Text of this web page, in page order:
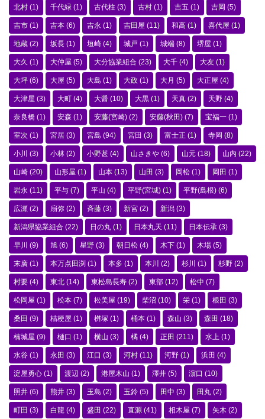
北村 (1) 千代緑 (1) 古代柱 (3) 古村 (1) 吉五 (1) 吉岡 (5)
吉市 (1) 吉本 (6) 吉永 (1) 吉田屋 (11) 和高 (1) 喜代屋 (1)
地蔵 (2) 坂長 (1) 垣崎 (4) 城戸 (1) 城端 (8) 堺屋 (1)
大久 (1) 大仲屋 (5) 大分協業組合 (23) 大千 (4) 大友 (1)
大坪 (6) 大屋 (5) 大島 (1) 大政 (1) 大月 (5) 大正屋 (4)
大津屋 (3) 大町 (4) 大醤 (10) 大黒 (1) 天真 (2) 天野 (4)
奈良橋 (1) 安森 (1) 安藤(宮崎) (2) 安藤(秋田) (7) 宝福一 (1)
室次 (1) 宮居 (3) 宮島 (94) 宮田 (3) 富士正 (1) 寺岡 (8)
小川 (3) 小林 (2) 小野甚 (4) 山さきや (6) 山元 (18) 山内 (22)
山崎 (20) 山形屋 (1) 山本 (13) 山田 (3) 岡松 (1) 岡田 (1)
岩永 (11) 平与 (7) 平山 (4) 平野(宮城) (1) 平野(島根) (6)
広瀬 (2) 扇弥 (2) 斉藤 (3) 新宮 (2) 新潟 (3)
新潟県協業組合 (22) 日の丸 (1) 日本丸天 (11) 日本伝承 (3)
早川 (9) 旭 (6) 星野 (3) 朝日松 (4) 木下 (1) 木場 (5)
末廣 (1) 本万点田渕 (1) 本多 (1) 本川 (2) 杉川 (1) 杉野 (2)
村要 (4) 東北 (14) 東松島長寿 (2) 東部 (12) 松中 (7)
松岡屋 (1) 松本 (7) 松美屋 (19) 柴沼 (10) 栄 (1) 根田 (3)
桑田 (9) 桔梗屋 (1) 桝塚 (1) 桶本 (1) 森山 (3) 森田 (18)
楠城屋 (9) 樋口 (1) 横山 (3) 橘 (4) 正田 (211) 水上 (1)
水谷 (1) 永田 (3) 江口 (3) 河村 (11) 河野 (1) 浜田 (4)
淀屋勇心 (1) 渡辺 (2) 港屋木山 (1) 澤井 (5) 濵口 (10)
照井 (6) 熊井 (3) 玉島 (2) 玉鈴 (5) 田中 (3) 田丸 (2)
町田 (3) 白龍 (4) 盛田 (22) 直源 (41) 相木屋 (7) 矢木 (2)